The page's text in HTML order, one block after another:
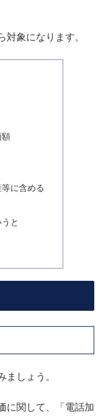
象になります。
額
に含める
と
ましょう。
に関して、「電話加